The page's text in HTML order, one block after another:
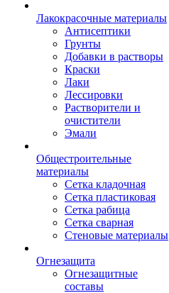
Лакокрасочные материалы
Антисептики
Грунты
Добавки в растворы
Краски
Лаки
Лессировки
Растворители и
очистители
Эмали
Общестроительные
материалы
Сетка кладочная
Сетка пластиковая
Сетка рабица
Сетка сварная
Стеновые материалы
Огнезащита
Огнезащитные
составы